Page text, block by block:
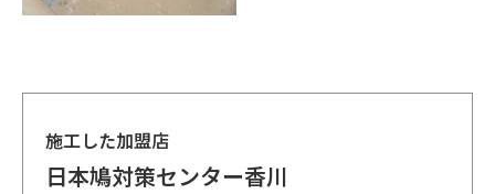
施工した加盟店
日本鳩対策センター香川